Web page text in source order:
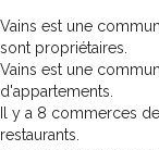
Vains est une
sont propriétaires.
Vains est une
d'appartements.
Il y a 8 commerces
restaurants.